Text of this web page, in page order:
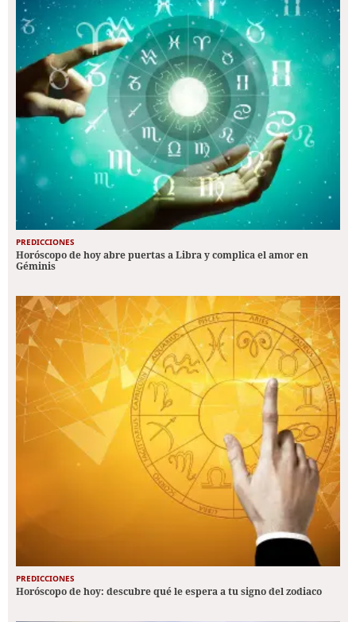
PREDICCIONES
Horóscopo de hoy abre puertas a Libra y complica el amor en
Géminis
PREDICCIONES
Horóscopo de hoy: descubre qué le espera a tu signo del zodiaco